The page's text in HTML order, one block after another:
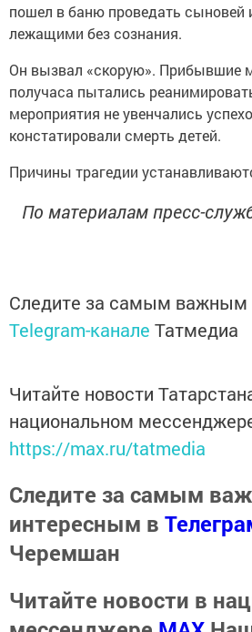
пошел в баню проведать сыновей
лежащими без сознания.
Он вызвал «скорую». Прибывшие
получаса пытались
мероприятия не увенчались
констатировали смерть детей.
Причины трагедии
По материалам пресс-
Следите за самым важным
Telegram-канале Татмедиа
Читайте новости
национальном
https://max.ru/tatmedia
Следите за самым
интересным в
Черемшан
Читайте новости в